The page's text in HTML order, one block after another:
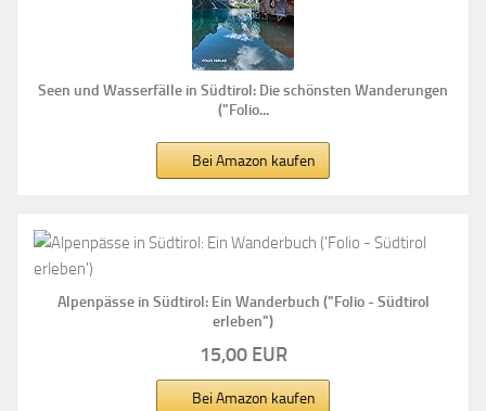
Seen und Wasserfälle in Südtirol: Die schönsten Wanderungen
("Folio...
Bei Amazon kaufen
Alpenpässe in Südtirol: Ein Wanderbuch ("Folio - Südtirol
erleben")
15,00 EUR
Bei Amazon kaufen